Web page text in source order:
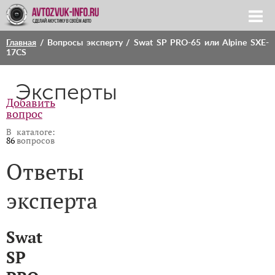
Главная / Вопросы эксперту/ Swat SP PRO-65 или Alpine SXE-
17CS
Эксперты
Добавить
вопрос
В каталоге:
86вопросов
Ответы
эксперта
Swat
SP